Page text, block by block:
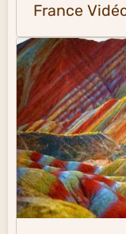
France